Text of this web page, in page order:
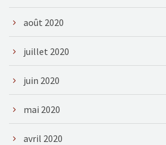
août 2020
juillet 2020
juin 2020
mai 2020
avril 2020